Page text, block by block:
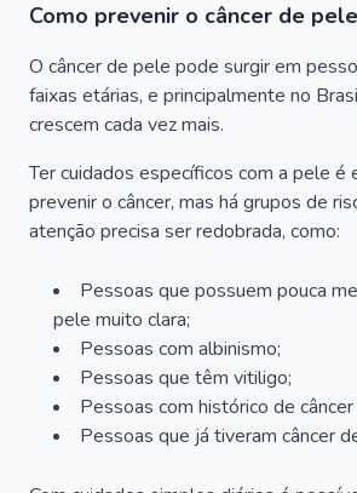
Como prevenir o câncer de
O câncer de pele pode surgir em
faixas etárias, e principalmente no
crescem cada vez mais.
Ter cuidados específicos com a pele é
prevenir o câncer, mas há grupos de
atenção precisa ser redobrada, como:
Pessoas que possuem pouca
pele muito clara;
Pessoas com albinismo;
Pessoas que têm vitiligo;
Pessoas com histórico de
Pessoas que já tiveram câncer